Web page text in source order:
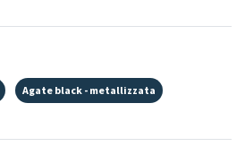
Agate black - metallizzata